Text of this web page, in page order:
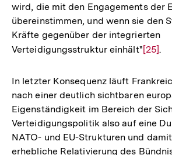
wird, die mit den Engagements der
übereinstimmen, und wenn sie den
Kräfte gegenüber der integrierten
Verteidigungsstruktur einhält"Zur
der
[25].
In letzter Konsequenz läuft
nach einer deutlich sichtbaren
Eigenständigkeit im Bereich der
Verteidigungspolitik also auf eine
NATO- und EU-Strukturen und
erhebliche Relativierung des